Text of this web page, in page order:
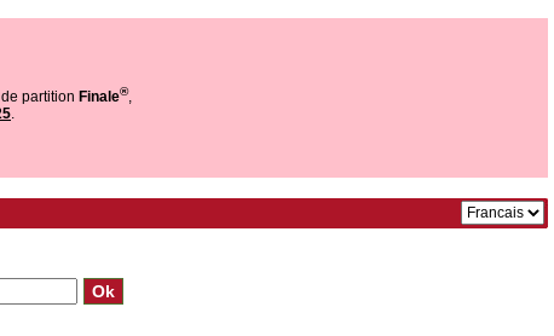
partition Finale®,
.